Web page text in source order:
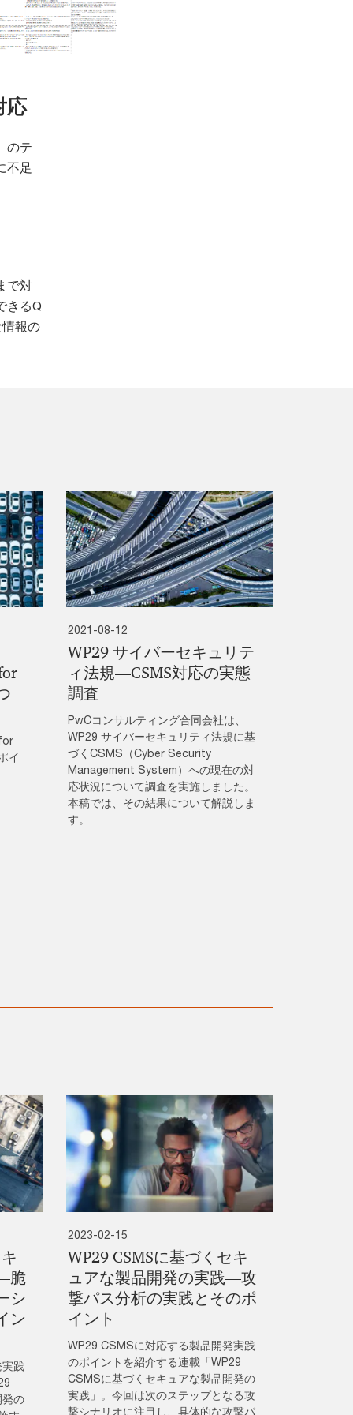
応
のテ
不足
で対
きるQ
報の
イ
2021-08-12
WP29 サイバーセキュリテ
ィ法規―CSMS対応の実態
調査
PwCコンサルティング合同会社は、
WP29 サイバーセキュリティ法規に基
づくCSMS（Cyber Security
Management System）への現在の対
応状況について調査を実施しました。
本稿では、その結果について解説しま
す。
脆
シ
ン
践
の
2023-02-15
WP29 CSMSに基づくセキ
ュアな製品開発の実践―攻
撃パス分析の実践とそのポ
イント
WP29 CSMSに対応する製品開発実践
のポイントを紹介する連載「WP29
CSMSに基づくセキュアな製品開発の
実践」。今回は次のステップとなる攻
撃シナリオに注目し、具体的な攻撃パ